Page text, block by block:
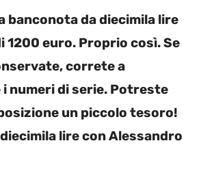
banconota da diecimila lire
1200 euro. Proprio così. Se
correte a
numeri di serie. Potreste
un piccolo tesoro!
lire con Alessandro